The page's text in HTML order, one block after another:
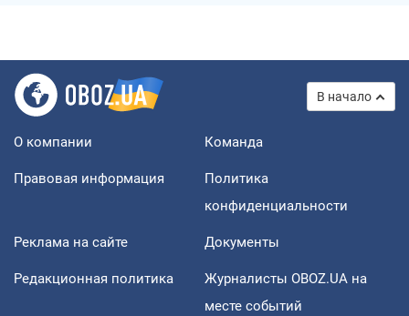
В начало
О компании Команда
Правовая информация
Политика
конфиденциальности
Реклама на сайте Документы
Редакционная политика
Журналисты OBOZ.UA на
месте событий